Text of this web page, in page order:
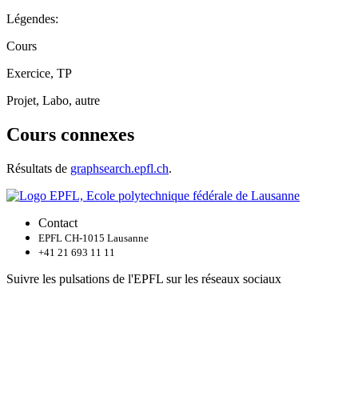
Légendes:
Cours
Exercice, TP
Projet, Labo, autre
Cours connexes
Résultats de graphsearch.epfl.ch.
Contact
EPFL CH-1015 Lausanne
+41 21 693 11 11
Suivre les pulsations de l'EPFL sur les réseaux sociaux